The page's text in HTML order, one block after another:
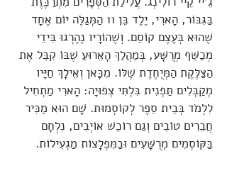
בַּגִּבּוֹר, הָארִי, יֶלֶד בֵּן 11 הַמְּגַלֶּה יוֹם אֶחָד
שֶׁהוּא בְּעֶצֶם קוֹסֵם. וְשֶׁהוֹרָיו נֶהֶרְגוּ בִּידֵי
מְכַשֵּׁף מְרֻשָּׁע, בְּמַהֲלַךְ הָאֵרוּעַ שֶׁבּוֹ קִבֵּל אֶת
הַצַּלֶּקֶת הַמְּיֻחֶדֶת שֶׁלּוֹ. מִכָּאן וְאֵילָךְ חַיָּיו
מְקַבְּלִים תַּפְנִית בִּלְתִּי צְפוּיָה: הָארִי מַתְחִיל
לִלְמֹד בְּבֵית סֵפֶר לְקוֹסְמוּת. שָׁם הוּא מַכִּיר
חֲבֵרִים טוֹבִים וְגַם רוֹכֵשׁ אוֹיְבִים, נִלְחָם
בַּקּוֹסְמִים מְרֻשָּׁעִים וּבַמִּפְלָצוֹת מַגְעִילוֹת.